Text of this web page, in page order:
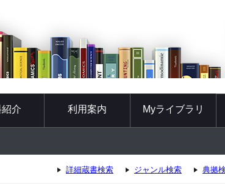
介 利用案内 Myライブラリ
詳細蔵書検索 ジャンル検索 典拠